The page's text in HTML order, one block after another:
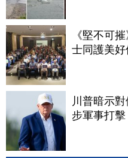
《堅不可
士同護美好
川普暗示
步軍事打擊